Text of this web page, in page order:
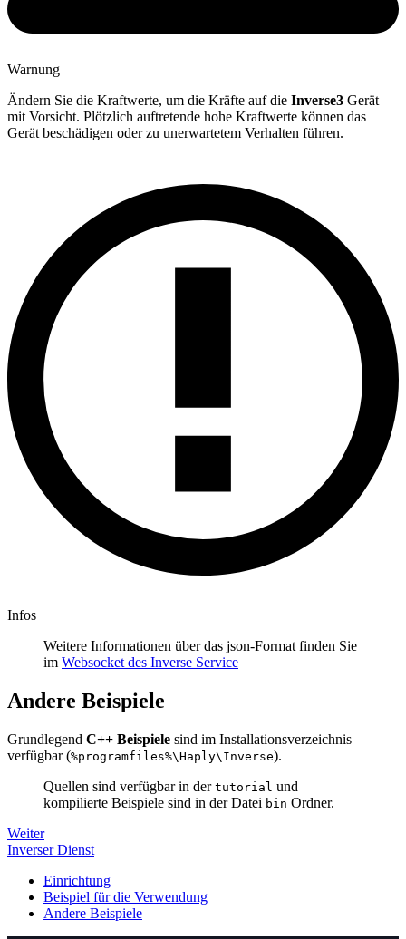
Warnung
Ändern Sie die Kraftwerte, um die Kräfte auf die Inverse3 Gerät
mit Vorsicht. Plötzlich auftretende hohe Kraftwerte können das
Gerät beschädigen oder zu unerwartetem Verhalten führen.
Infos
Weitere Informationen über das json-Format finden Sie
im Websocket des Inverse Service
Andere Beispiele
Grundlegend C++ Beispiele sind im Installationsverzeichnis
verfügbar (%programfiles%\Haply\Inverse).
Quellen sind verfügbar in der tutorial und
kompilierte Beispiele sind in der Datei bin Ordner.
Weiter
Inverser Dienst
Einrichtung
Beispiel für die Verwendung
Andere Beispiele